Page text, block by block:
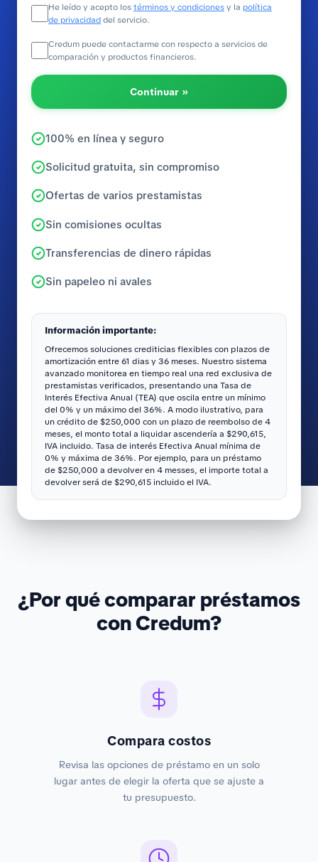
He leído y acepto lostérminos y condicionesy la política
de privacidaddel servicio.
Credum puede contactarme con respecto a servicios de
comparación y productos financieros.
Continuar »
100% en línea y seguro
Solicitud gratuita, sin compromiso
Ofertas de varios prestamistas
Sin comisiones ocultas
Transferencias de dinero rápidas
Sin papeleo ni avales
Información importante:
Ofrecemos soluciones crediticias flexibles con plazos de
amortización entre 61 dias y 36 meses. Nuestro sistema
avanzado monitorea en tiempo real una red exclusiva de
prestamistas verificados, presentando una Tasa de
Interés Efectiva Anual (TEA) que oscila entre un mínimo
del 0% y un máximo del 36%. A modo ilustrativo, para
un crédito de $250,000 con un plazo de reembolso de 4
meses, el monto total a liquidar ascendería a $290,615,
IVA incluido. Tasa de interés Efectiva Anual mínima de
0% y máxima de 36%. Por ejemplo, para un préstamo
de $250,000 a devolver en 4 messes, el importe total a
devolver será de $290,615 incluido el IVA.
¿Por qué comparar préstamos
con Credum?
Compara costos
Revisa las opciones de préstamo en un solo
lugar antes de elegir la oferta que se ajuste a
tu presupuesto.